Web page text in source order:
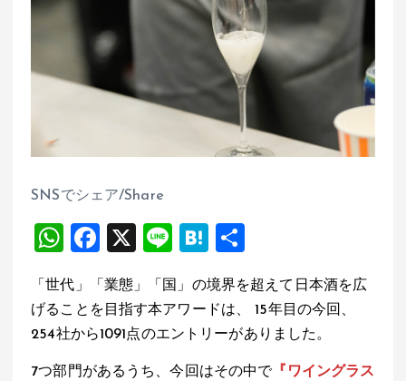
SNSでシェア/Share
W
at
s
F
ce
b
X
Li
e
H
e
n
「世代」「業態」「国」の境界を超えて日本酒を広
げることを目指す本アワードは、 15年目の今回、
254社から1091点のエントリーがありました。
7つ部門があるうち、今回はその中で『ワイングラス